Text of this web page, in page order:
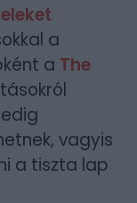
a
a The
vagyis
a tiszta lap